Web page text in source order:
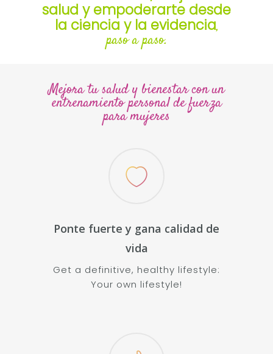
salud y empoderarte desde
la ciencia y la evidencia,
paso a paso.
Mejora tu salud y bienestar con un
entrenamiento personal de fuerza
para mujeres
Ponte fuerte y gana calidad de
vida
Get a definitive, healthy lifestyle:
Your own lifestyle!